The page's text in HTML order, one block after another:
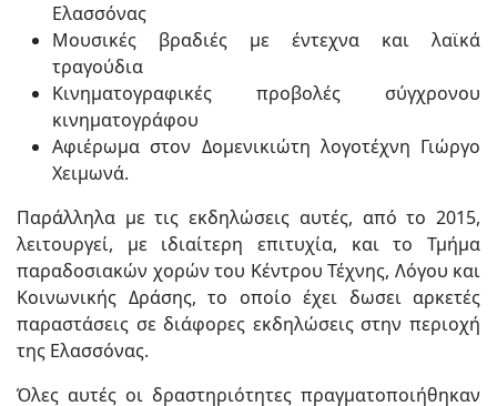
Ελασσόνας
Μουσικές βραδιές με έντεχνα και λαϊκά
τραγούδια
Κινηματογραφικές προβολές σύγχρονου
κινηματογράφου
Αφιέρωμα στον Δομενικιώτη λογοτέχνη Γιώργο
Χειμωνά.
Παράλληλα με τις εκδηλώσεις αυτές, από το 2015,
λειτουργεί, με ιδιαίτερη επιτυχία, και το Τμήμα
παραδοσιακών χορών του Κέντρου Τέχνης, Λόγου και
Κοινωνικής Δράσης, το οποίο έχει δωσει αρκετές
παραστάσεις σε διάφορες εκδηλώσεις στην περιοχή
της Ελασσόνας.
Όλες αυτές οι δραστηριότητες πραγματοποιήθηκαν